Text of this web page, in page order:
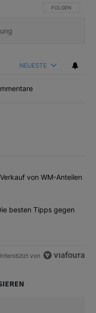
FOLGE DIESER
FOLGEN
NEUESTE
kommentierten
Pläne für den
von WM-Anteilen
in der Schweiz: Die
besten Tipps gegen
von